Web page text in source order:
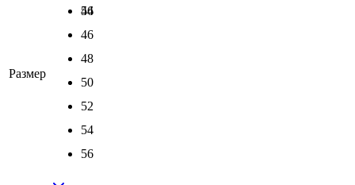
Размер
56
44
46
48
50
52
54
56